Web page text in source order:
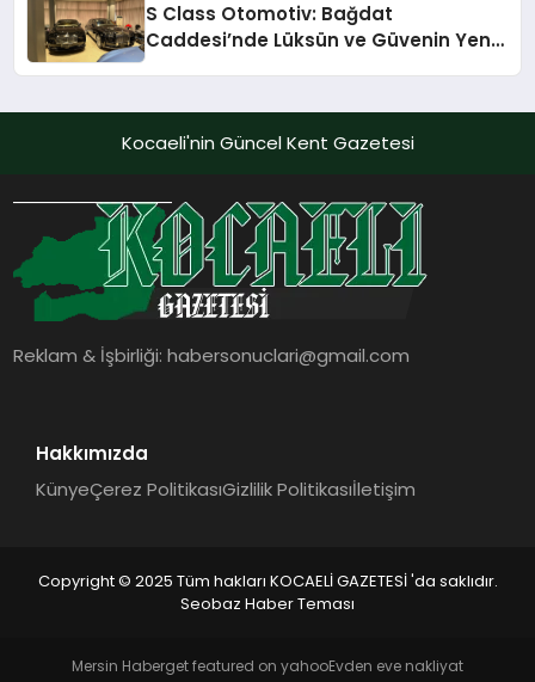
S Class Otomotiv: Bağdat
Caddesi’nde Lüksün ve Güvenin Yeni
Kocaeli'nin Güncel Kent Gazetesi
Reklam & İşbirliği:habersonuclari@gmail.com
Hakkımızda
KünyeÇerez PolitikasıGizlilik Politikasıİletişim
Copyright © 2025 Tüm hakları KOCAELİ GAZETESİ 'da saklıdır.
Seobaz Haber Teması
Mersin Haberget featured on yahooEvden eve nakliyat